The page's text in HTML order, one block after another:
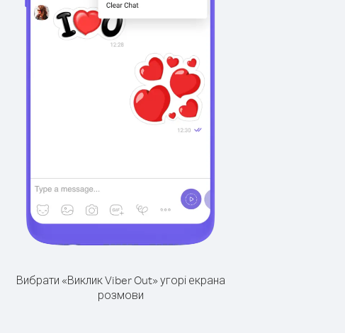
Вибрати «Виклик Viber Out» угорі екрана
розмови